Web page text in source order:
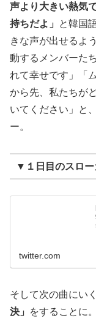
声より大きい熱気
持ちだよ」
と韓国
きな声が出せるよ
動するメンバーた
れて幸せです」「
から先、私たちが
いてください」と
ー。
▼１日目のスロ
twitter.com
そして次の曲にい
決」
をすることに